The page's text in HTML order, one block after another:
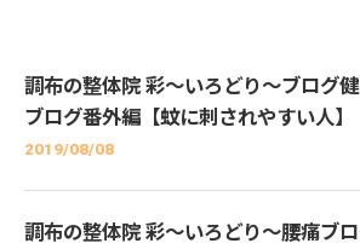
調布の整体院 彩～いろどり～ブログ
ブログ番外編【蚊に刺されやすい人】
2019/08/08
調布の整体院 彩～いろどり～腰痛ブ